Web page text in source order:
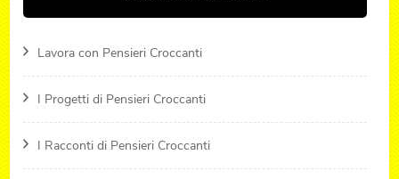
Lavora con Pensieri Croccanti
I Progetti di Pensieri Croccanti
I Racconti di Pensieri Croccanti